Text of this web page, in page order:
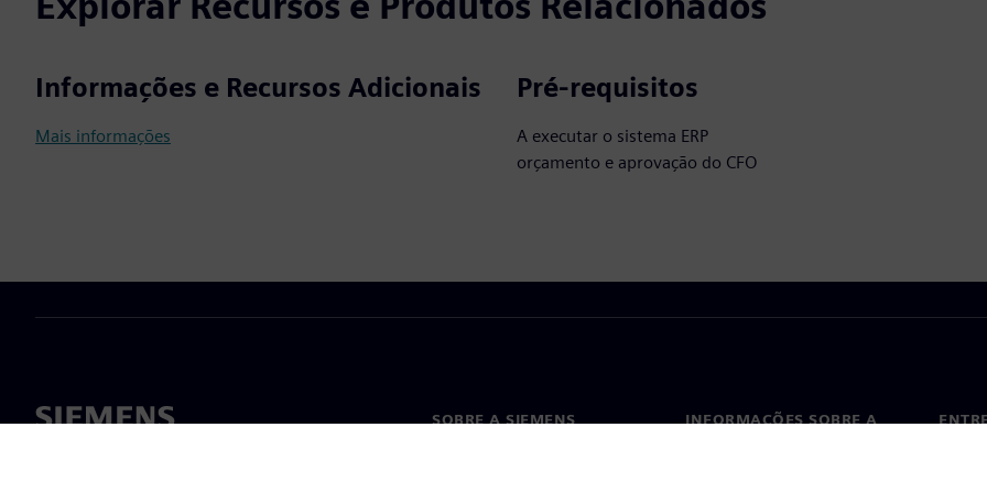
Informações e Recursos Adicionais
Mais informações
Pré-requisitos
A executar o sistema ERP
orçamento e aprovação do CFO
SOBRE A SIEMENS
INFORMAÇÕES SOBRE A